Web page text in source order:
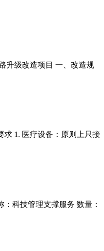
升级改造项目 一、改造规
求 1. 医疗设备：原则上只接
科技管理支撑服务 数量：